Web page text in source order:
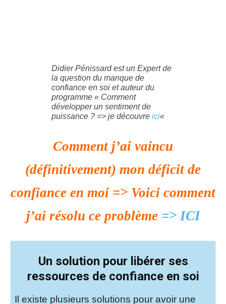
Didier Pénissard est un Expert de
la question du manque de
confiance en soi et auteur du
programme « Comment
développer un sentiment de
puissance ? => je découvreici«
Comment j’ai vaincu
(définitivement) mon déficit de
confiance en moi => Voici comment
j’ai résolu ce problème => ICI
Un solution pour libérer ses
ressources de confiance en soi
Il existe plusieurs solutions pour avoir une